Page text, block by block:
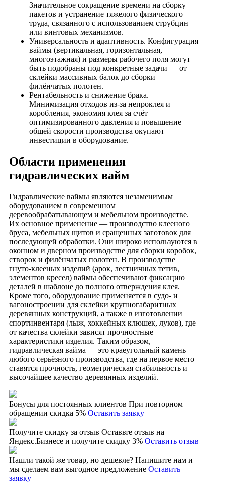
Значительное сокращение времени на сборку
пакетов и устранение тяжелого физического
труда, связанного с использованием струбцин
или винтовых механизмов.
Универсальность и адаптивность. Конфигурация
ваймы (вертикальная, горизонтальная,
многоэтажная) и размеры рабочего поля могут
быть подобраны под конкретные задачи — от
склейки массивных балок до сборки
филёнчатых полотен.
Рентабельность и снижение брака.
Минимизация отходов из-за непроклея и
коробления, экономия клея за счёт
оптимизированного давления и повышение
общей скорости производства окупают
инвестиции в оборудование.
Области применения
гидравлических вайм
Гидравлические ваймы являются незаменимым
оборудованием в современном
деревообрабатывающем и мебельном производстве.
Их основное применение — производство клееного
бруса, мебельных щитов и сращенных заготовок для
последующей обработки. Они широко используются в
оконном и дверном производстве для сборки коробок,
створок и филёнчатых полотен. В производстве
гнуто-клееных изделий (арок, лестничных тетив,
элементов кресел) ваймы обеспечивают фиксацию
деталей в шаблоне до полного отверждения клея.
Кроме того, оборудование применяется в судо- и
вагоностроении для склейки крупногабаритных
деревянных конструкций, а также в изготовлении
спортинвентаря (лыж, хоккейных клюшек, луков), где
от качества склейки зависят прочностные
характеристики изделия. Таким образом,
гидравлическая вайма — это краеугольный камень
любого серьёзного производства, где на первое место
ставятся прочность, геометрическая стабильность и
высочайшее качество деревянных изделий.
Бонусы для постоянных клиентов При повторном
обращении скидка 5% Оставить заявку
Получите скидку за отзыв Оставьте отзыв на
Яндекс.Бизнесе и получите скидку 3% Оставить отзыв
Нашли такой же товар, но дешевле? Напишите нам и
мы сделаем вам выгодное предложение Оставить
заявку